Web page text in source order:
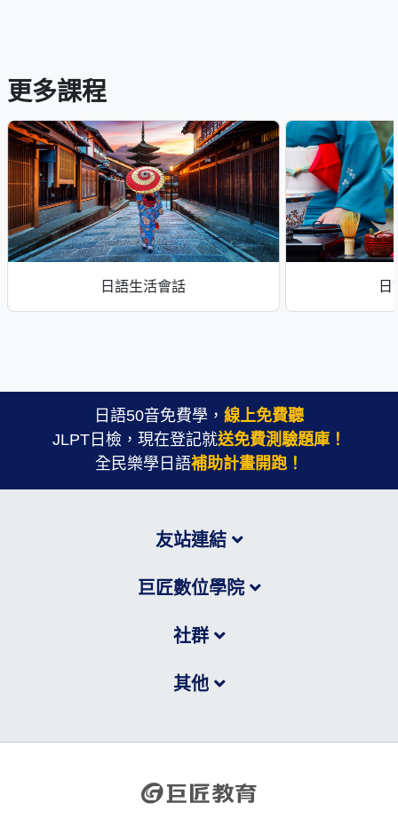
更多課程
日語生活會話
日語50音免費學， 線上免費聽
JLPT日檢，現在登記就送免費測驗題庫！
全民樂學日語補助計畫開跑！
友站連結
巨匠數位學院
社群
其他